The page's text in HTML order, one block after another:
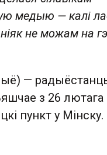
медыю — калі
не можам на
—
з 26 лютага
пункт у Мінску.